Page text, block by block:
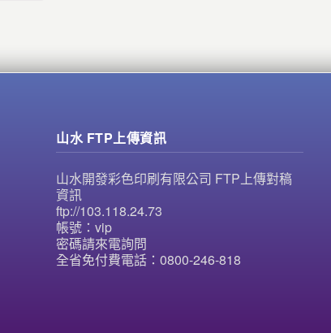
山水 FTP上傳資訊
山水開發彩色印刷有限公司 FTP上傳對稿
資訊
ftp://103.118.24.73
帳號：vip
密碼請來電詢問
全省免付費電話：0800-246-818